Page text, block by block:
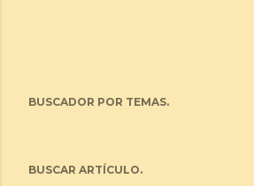
BUSCADOR POR TEMAS.
BUSCAR ARTÍCULO.